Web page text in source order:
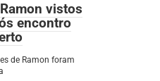
vistos
encontro
de Ramon foram